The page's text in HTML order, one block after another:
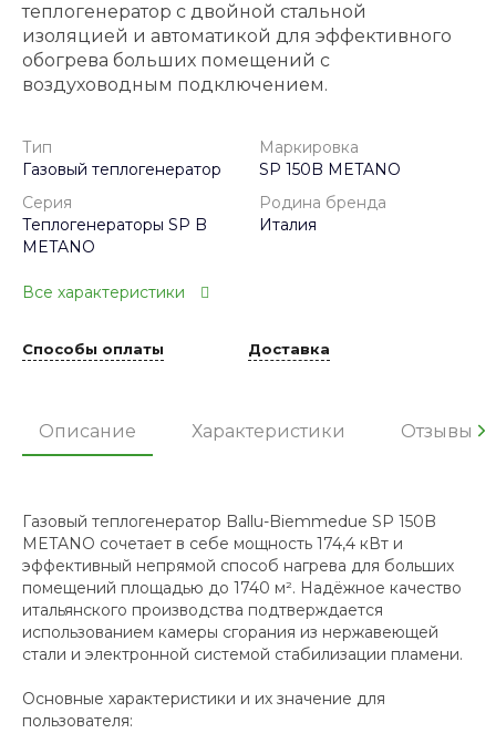
теплогенератор с двойной стальной
изоляцией и автоматикой для эффективного
обогрева больших помещений с
воздуховодным подключением.
Тип
Газовый теплогенератор
Маркировка
SP 150B METANO
Серия
Теплогенераторы SP B
METANO
Родина бренда
Италия
Все характеристики
Способы оплаты Доставка
Описание Характеристики Отзывы
Газовый теплогенератор Ballu-Biemmedue SP 150B
METANO сочетает в себе мощность 174,4 кВт и
эффективный непрямой способ нагрева для больших
помещений площадью до 1740 м². Надёжное качество
итальянского производства подтверждается
использованием камеры сгорания из нержавеющей
стали и электронной системой стабилизации пламени.
Основные характеристики и их значение для
пользователя: